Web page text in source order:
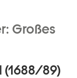
Großes
(1688/89)